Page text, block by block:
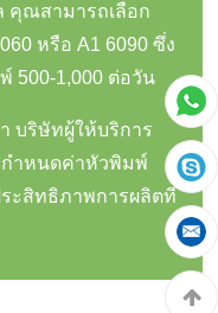
คุณสามารถเลือก
หรือ A1 6090 ซึ่ง
500-1,000 ต่อวัน
บริษัทผู้ให้บริการ
กำหนดค่าหัวพิมพ์
ะสิทธิภาพการผลิตที่